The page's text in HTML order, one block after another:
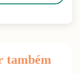
também